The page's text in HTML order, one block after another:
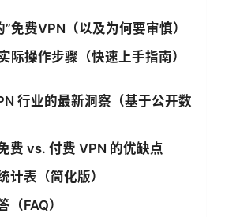
免费VPN（以及为何要审慎）
际操作步骤（快速上手指南）
行业的最新洞察（基于公开数
费 vs. 付费 VPN 的优缺点
计表（简化版）
（FAQ）